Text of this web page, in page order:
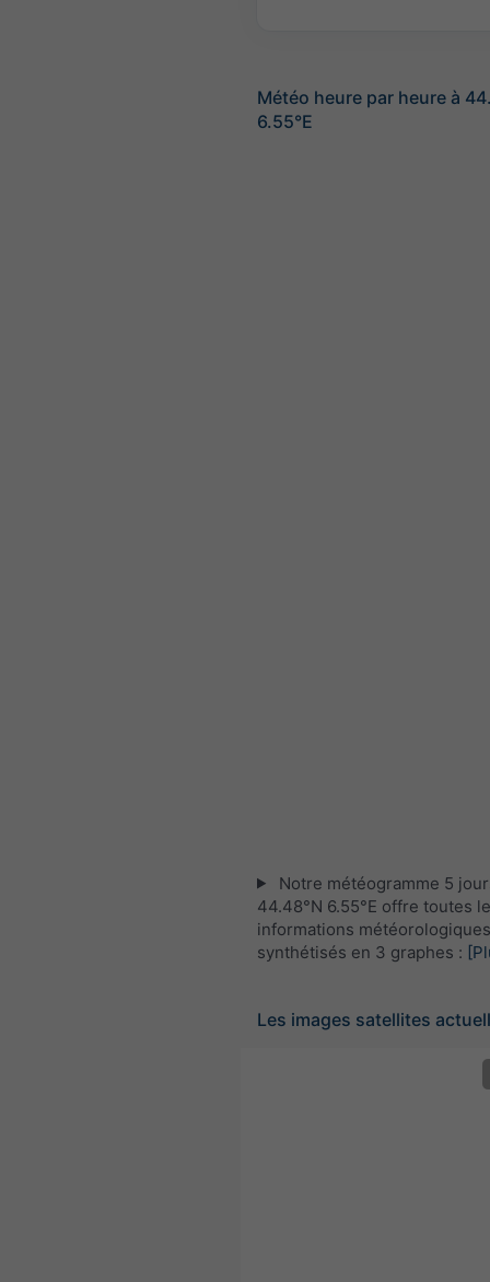
Météo heure par heure à
6.55°E
Notre météogramme 5
44.48°N 6.55°E offre toutes
informations météorologiques
synthétisés en 3 graphes :
Les images satellites